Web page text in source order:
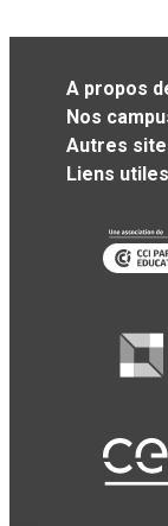
A propos
Nos
Autres
Liens utiles